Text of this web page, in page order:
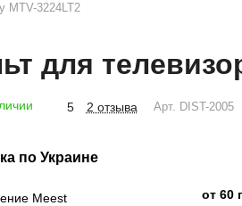
MTV-3224LT2
для
5 2 отзыва Арт. DIST-2005
по Украине
Meest
от 60